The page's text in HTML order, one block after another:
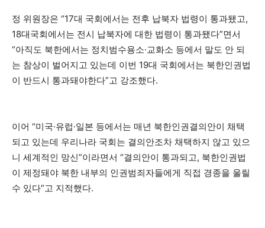
정 위원장은 “17대 국회에서는 전후 납북자 법령이 통과됐고,
18대국회에서는 전시 납북자에 대한 법령이 통과됐다”면서
“아직도 북한에서는 정치범수용소·교화소 등에서 말도 안 되
는 참상이 벌어지고 있는데 이번 19대 국회에서는 북한인권법
이 반드시 통과돼야한다”고 강조했다.
이어 “미국·유럽·일본 등에서는 매년 북한인권결의안이 채택
되고 있는데 우리나라 국회는 결의안조차 채택하지 않고 있으
니 세계적인 망신”이라면서 “결의안이 통과되고, 북한인권법
이 제정돼야 북한 내부의 인권범죄자들에게 직접 경종을 울릴
수 있다”고 지적했다.